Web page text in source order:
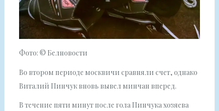
Фото: © Белновости
Во втором периоде москвичи сравняли счет, однако
Виталий Пинчук вновь вывел минчан вперед.
В течение пяти минут после гола Пинчука хозяева